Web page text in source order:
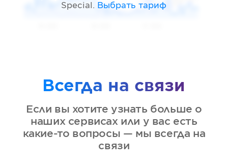
Special . Выбрать тариф
Всегда на связи
Если вы хотите узнать больше о
наших сервисах или у вас есть
какие-то вопросы — мы всегда на
связи